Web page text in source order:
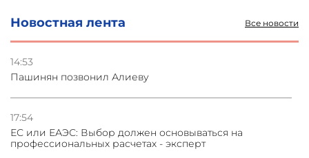
Новостная лента Все новости
14:53
Пашинян позвонил Алиеву
17:54
ЕС или ЕАЭС: Выбор должен основываться на
профессиональных расчетах - эксперт
03.08.2026
Стратегия безопасности ОДКБ допускает применение
Азербайджане
31.07.2026